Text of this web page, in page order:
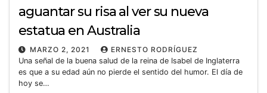
aguantar su risa al ver su nueva
estatua en Australia
MARZO 2, 2021
ERNESTO RODRÍGUEZ
Una señal de la buena salud de la reina de Isabel de Inglaterra
es que a su edad aún no pierde el sentido del humor. El día de
hoy se…